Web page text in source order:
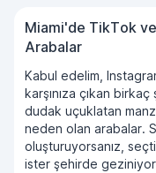
Miami'de TikTok
Arabalar
Kabul edelim,
karşınıza çıkan
dudak uçuklatan
neden olan arabalar.
oluşturuyorsanız,
ister şehirde